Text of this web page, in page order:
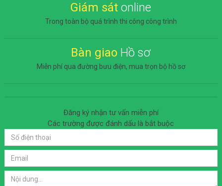
Giám sát online
Trong toàn bộ quá trình thi công công trình
Bàn giao Hồ sơ
Miễn phí qua đường bưu điện, mua trọn bộ hồ sơ
Đăng ký nhận tư vấn miễn phí
Các trường được đánh dấu là bắt buộc